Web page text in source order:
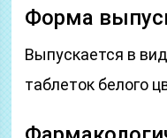
Форма
Выпускается в
таблеток белого